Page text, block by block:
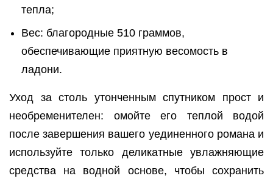
тепла;
Вес: благородные 510 граммов,
обеспечивающие приятную весомость в
ладони.
Уход за столь утонченным спутником прост и
необременителен: омойте его теплой водой
после завершения вашего уединенного романа и
используйте только деликатные увлажняющие
средства на водной основе, чтобы сохранить